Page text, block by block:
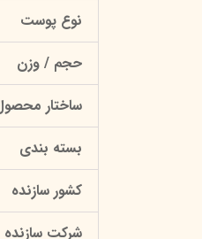
نوع پوست
حجم / وزن
ساختار
بسته بندی
کشور سازنده
شرکت سازنده